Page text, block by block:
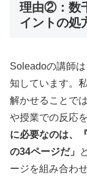
理由②：数
イントの処
Soleadoの講師
知しています。
解かせることで
や授業での反応を
に必要なのは、
の34ページだ」
ージを組み合わ